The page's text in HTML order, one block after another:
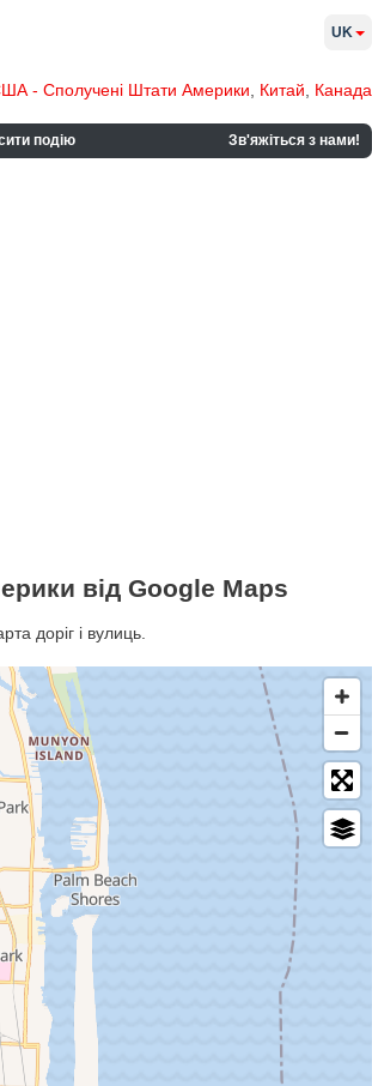
- Сполучені Штати Америки Китай Канада
подію Зв'яжіться з нами!
UK
від Google Maps
доріг і вулиць.